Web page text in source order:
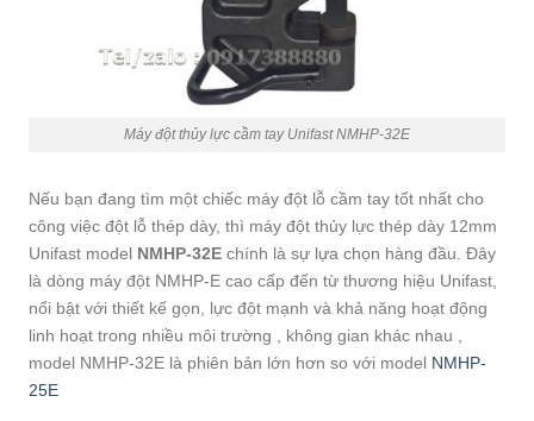
Máy đột thủy lực cầm tay Unifast NMHP-32E
Nếu bạn đang tìm một chiếc máy đột lỗ cầm tay tốt nhất cho
công việc đột lỗ thép dày, thì máy đột thủy lực thép dày 12mm
Unifast model NMHP-32E chính là sự lựa chọn hàng đầu. Đây
là dòng máy đột NMHP-E cao cấp đến từ thương hiệu Unifast,
nổi bật với thiết kế gọn, lực đột mạnh và khả năng hoạt động
linh hoạt trong nhiều môi trường , không gian khác nhau ,
model NMHP-32E là phiên bản lớn hơn so với model NMHP-
25E